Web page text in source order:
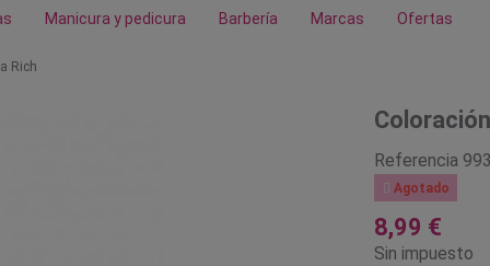
Manicura y pedicura Barbería Marcas Ofertas
Rich
Referencia
Agotado
8,99 €
Sin impuesto